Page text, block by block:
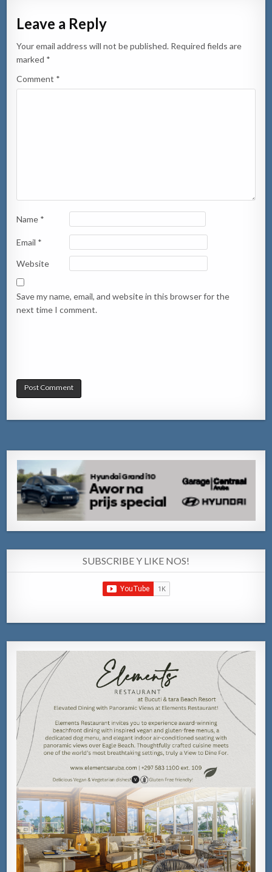
Leave a Reply
Your email address will not be published. Required fields are
marked *
Comment *
Name *
Email *
Website
Save my name, email, and website in this browser for the
next time I comment.
SUBSCRIBE Y LIKE NOS!